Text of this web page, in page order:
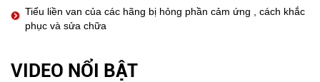
Tiểu liền van của các hãng bị hỏng phần cảm ứng , cách khắc
phục và sửa chữa
VIDEO NỔI BẬT